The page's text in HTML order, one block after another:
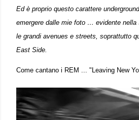
Ed è proprio questo carattere
emergere dalle mie foto … evidente nella
le grandi avenues e streets, soprattutto
East Side.
Come cantano i REM ... "Leaving New